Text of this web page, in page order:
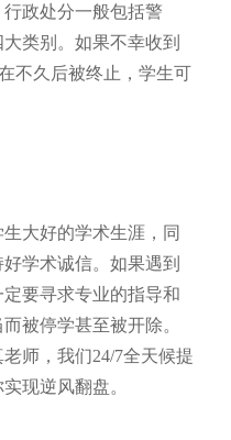
政处分一般包括警
类别。如果不幸收到
不久后被终止，学生可
大好的学术生涯，同
学术诚信。如果遇到
要寻求专业的指导和
被停学甚至被开除。
师，我们24/7全天候提
现逆风翻盘。